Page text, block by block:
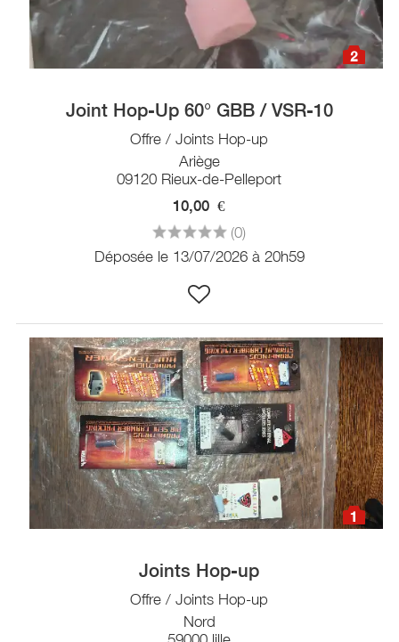
2
Joint Hop-Up 60° GBB / VSR-10
Offre / Joints Hop-up
Ariège
09120 Rieux-de-Pelleport
10,00 €
(0)
Déposée le 13/07/2026 à 20h59
1
Joints Hop-up
Offre / Joints Hop-up
Nord